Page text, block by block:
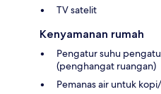
TV satelit
Kenyamanan rumah
Pengatur suhu
(penghangat ruangan)
Pemanas air untuk